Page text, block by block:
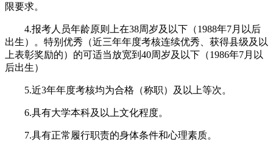
限要求。
4.报考人员年龄原则上在38周岁及以下（1988年7月以后
出生）。特别优秀（近三年年度考核连续优秀、获得县级及以
上表彰奖励的）的可适当放宽到40周岁及以下（1986年7月以
后出生）
5.近3年年度考核均为合格（称职）及以上等次。
6.具有大学本科及以上文化程度。
7.具有正常履行职责的身体条件和心理素质。